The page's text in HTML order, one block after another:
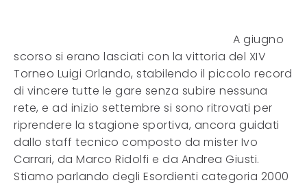
A giugno
scorso si erano lasciati con la vittoria del XIV
Torneo Luigi Orlando, stabilendo il piccolo record
di vincere tutte le gare senza subire nessuna
rete, e ad inizio settembre si sono ritrovati per
riprendere la stagione sportiva, ancora guidati
dallo staff tecnico composto da mister Ivo
Carrari, da Marco Ridolfi e da Andrea Giusti.
Stiamo parlando degli Esordienti categoria 2000